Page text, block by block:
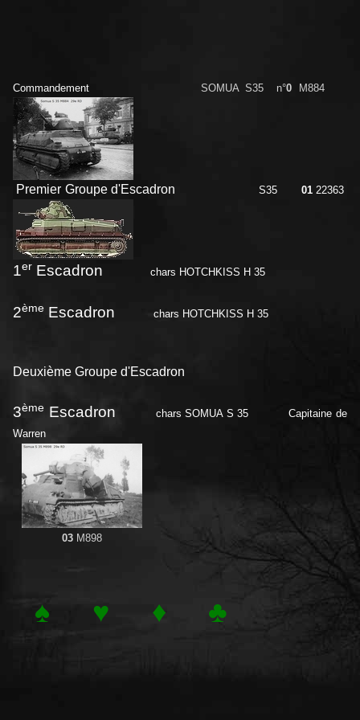
Commandement SOMUA S35 n°0 M884
Premier Groupe d'Escadron S35 0122363
1er Escadron chars HOTCHKISS H 35
2ème Escadron chars HOTCHKISS H 35
Deuxième Groupe d'Escadron
3ème Escadron chars SOMUA S 35 Capitaine de
Warren
03 M898
♠ ♥ ♦ ♣